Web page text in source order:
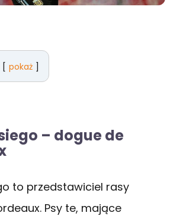
pokaż
– dogue de
to przedstawiciel rasy
Psy te, mające